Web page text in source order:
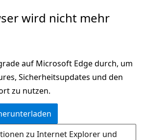
wird nicht mehr
auf Microsoft Edge durch, um
Sicherheitsupdates und den
zu nutzen.
zu Internet Explorer und